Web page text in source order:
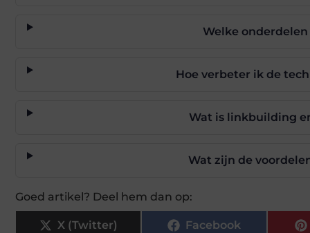
Welke onderdelen
Hoe verbeter ik de
Wat is linkbuilding
Wat zijn de
Goed artikel? Deel hem dan op:
X (Twitter) Facebook